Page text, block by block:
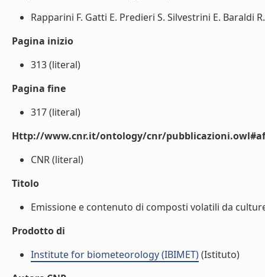
Rapparini F. Gatti E. Predieri S. Silvestrini E. Baraldi
Pagina inizio
313 (literal)
Pagina fine
317 (literal)
Http://www.cnr.it/ontology/cnr/
CNR (literal)
Titolo
Emissione e contenuto di composti volatili da
Prodotto di
Institute for biometeorology (IBIMET)(Istituto)